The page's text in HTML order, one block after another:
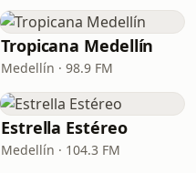
Tropicana Medellín
Medellín · 98.9 FM
Estrella Estéreo
Medellín · 104.3 FM